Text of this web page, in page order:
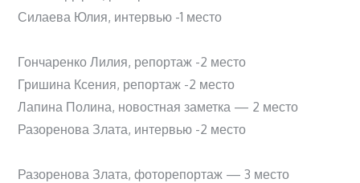
Силаева Юлия, интервью -1 место
Гончаренко Лилия, репортаж -2 место
Гришина Ксения, репортаж -2 место
Лапина Полина, новостная заметка — 2 место
Разоренова Злата, интервью -2 место
Разоренова Злата, фоторепортаж — 3 место